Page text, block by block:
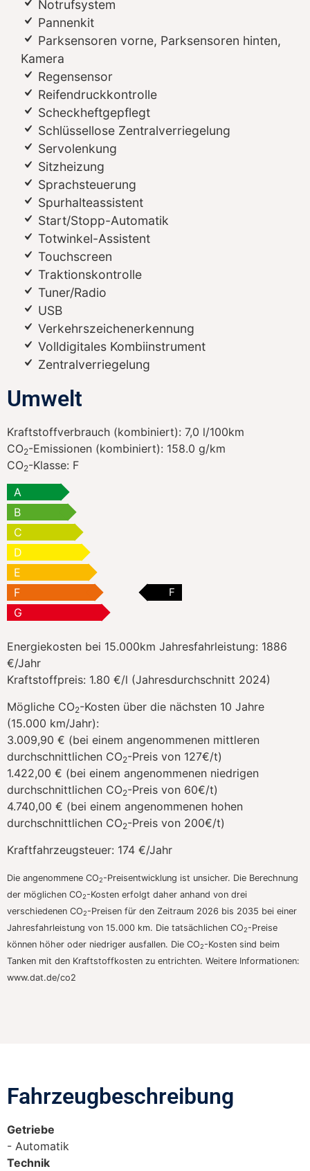
Notrufsystem
Pannenkit
Parksensoren vorne, Parksensoren hinten,
Kamera
Regensensor
Reifendruckkontrolle
Scheckheftgepflegt
Schlüssellose Zentralverriegelung
Servolenkung
Sitzheizung
Sprachsteuerung
Spurhalteassistent
Start/Stopp-Automatik
Totwinkel-Assistent
Touchscreen
Traktionskontrolle
Tuner/Radio
USB
Verkehrszeichenerkennung
Volldigitales Kombiinstrument
Zentralverriegelung
Umwelt
Kraftstoffverbrauch (kombiniert): 7,0 l/100km
CO2-Emissionen (kombiniert): 158.0 g/km
CO2-Klasse: F
A
B
C
D
E
F
F
G
Energiekosten bei 15.000km Jahresfahrleistung: 1886
€/Jahr
Kraftstoffpreis: 1.80 €/l (Jahresdurchschnitt 2024)
Mögliche CO2-Kosten über die nächsten 10 Jahre
(15.000 km/Jahr):
3.009,90 € (bei einem angenommenen mittleren
durchschnittlichen CO2-Preis von 127€/t)
1.422,00 € (bei einem angenommenen niedrigen
durchschnittlichen CO2-Preis von 60€/t)
4.740,00 € (bei einem angenommenen hohen
durchschnittlichen CO2-Preis von 200€/t)
Kraftfahrzeugsteuer: 174 €/Jahr
Die angenommene CO2-Preisentwicklung ist unsicher. Die Berechnung
der möglichen CO2-Kosten erfolgt daher anhand von drei
verschiedenen CO2-Preisen für den Zeitraum 2026 bis 2035 bei einer
Jahresfahrleistung von 15.000 km. Die tatsächlichen CO2-Preise
können höher oder niedriger ausfallen. Die CO2-Kosten sind beim
Tanken mit den Kraftstoffkosten zu entrichten. Weitere Informationen:
www.dat.de/co2
Fahrzeugbeschreibung​
Getriebe
Automatik
Technik